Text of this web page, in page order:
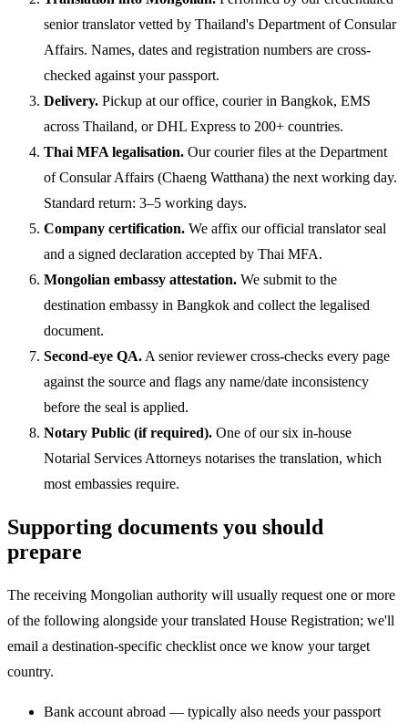
senior translator vetted by Thailand's Department of Consular
Affairs. Names, dates and registration numbers are cross-
checked against your passport.
Delivery. Pickup at our office, courier in Bangkok, EMS
across Thailand, or DHL Express to 200+ countries.
Thai MFA legalisation. Our courier files at the Department
of Consular Affairs (Chaeng Watthana) the next working day.
Standard return: 3–5 working days.
Company certification. We affix our official translator seal
and a signed declaration accepted by Thai MFA.
Mongolian embassy attestation. We submit to the
destination embassy in Bangkok and collect the legalised
document.
Second-eye QA. A senior reviewer cross-checks every page
against the source and flags any name/date inconsistency
before the seal is applied.
Notary Public (if required). One of our six in-house
Notarial Services Attorneys notarises the translation, which
most embassies require.
Supporting documents you should
prepare
The receiving Mongolian authority will usually request one or more
of the following alongside your translated House Registration; we'll
email a destination-specific checklist once we know your target
country.
Bank account abroad — typically also needs your passport